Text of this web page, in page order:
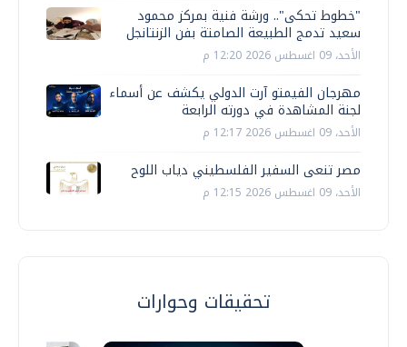
"خطوط تحكى".. ورشة فنية بمركز محمود
سعيد تدمج الطبيعة الصامتة بفن الزنتانجل
الأحد، 09 اغسطس 2026 12:20 م
مهرجان الفيمتو آرت الدولي يكشف عن أسماء
لجنة المشاهدة في دورته الرابعة
الأحد، 09 اغسطس 2026 12:17 م
مصر تنعى السفير الفلسطيني دياب اللوح
الأحد، 09 اغسطس 2026 12:15 م
تحقيقات وحوارات